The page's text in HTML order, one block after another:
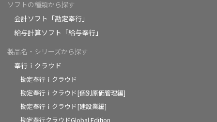
ソフトの種類から探す
会計ソフト「勘定奉行」
給与計算ソフト「給与奉行」
製品名・シリーズから探す
奉行ｉクラウド
勘定奉行ｉクラウド
勘定奉行ｉクラウド[個別原価管理編]
勘定奉行ｉクラウド[建設業編]
勘定奉行クラウドGlobal Edition